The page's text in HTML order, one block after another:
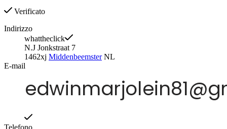
Verificato
Indirizzo
whattheclick
N.J Jonkstraat 7
1462xj MiddenbeemsterNL
E-mail
Telefono